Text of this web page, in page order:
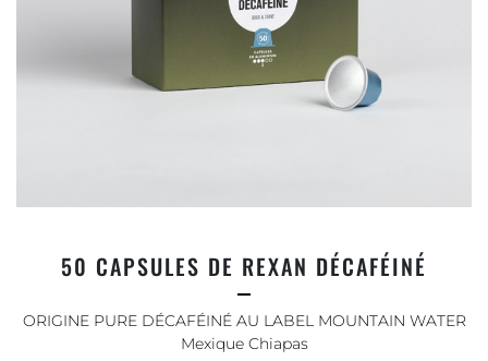
50 CAPSULES DE REXAN DÉCAFÉINÉ
ORIGINE PURE DÉCAFÉINÉ AU LABEL MOUNTAIN WATER
Mexique Chiapas